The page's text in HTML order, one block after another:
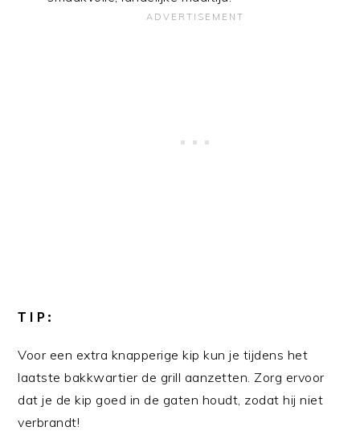
TIP:
Voor een extra knapperige kip kun je tijdens het
laatste bakkwartier de grill aanzetten. Zorg ervoor
dat je de kip goed in de gaten houdt, zodat hij niet
verbrandt!